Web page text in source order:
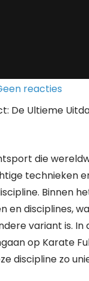
reacties
De Ultieme
die
technieken
Binnen
en disciplines,
variant is. In
op Karate
discipline zo